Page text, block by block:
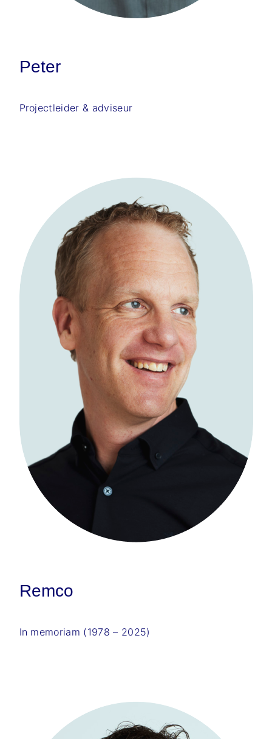
Peter
Projectleider & adviseur
Remco
In memoriam (1978 – 2025)